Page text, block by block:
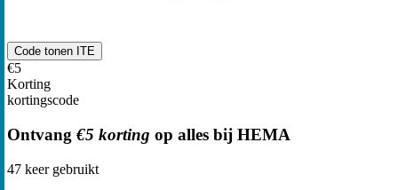
Code tonen ITE
€5
Korting
kortingscode
Ontvang €5 korting op alles bij HEMA
47 keer gebruikt